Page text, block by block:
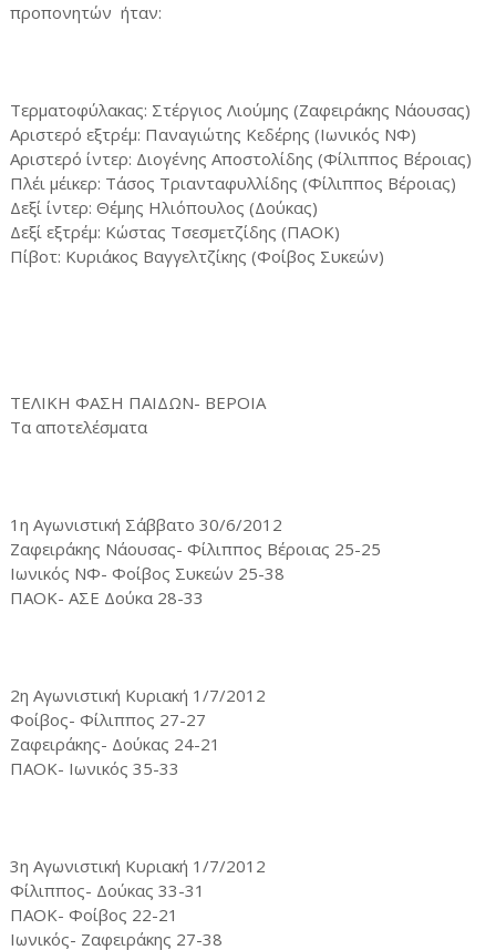
προπονητών ήταν:
Τερματοφύλακας: Στέργιος Λιούμης (Ζαφειράκης Νάουσας)
Αριστερό εξτρέμ: Παναγιώτης Κεδέρης (Ιωνικός ΝΦ)
Αριστερό ίντερ: Διογένης Αποστολίδης (Φίλιππος Βέροιας)
Πλέι μέικερ: Τάσος Τριανταφυλλίδης (Φίλιππος Βέροιας)
Δεξί ίντερ: Θέμης Ηλιόπουλος (Δούκας)
Δεξί εξτρέμ: Κώστας Τσεσμετζίδης (ΠΑΟΚ)
Πίβοτ: Κυριάκος Βαγγελτζίκης (Φοίβος Συκεών)
ΤΕΛΙΚΗ ΦΑΣΗ ΠΑΙΔΩΝ- ΒΕΡΟΙΑ
Τα αποτελέσματα
1η Αγωνιστική Σάββατο 30/6/2012
Ζαφειράκης Νάουσας- Φίλιππος Βέροιας 25-25
Ιωνικός ΝΦ- Φοίβος Συκεών 25-38
ΠΑΟΚ- ΑΣΕ Δούκα 28-33
2η Αγωνιστική Κυριακή 1/7/2012
Φοίβος- Φίλιππος 27-27
Ζαφειράκης- Δούκας 24-21
ΠΑΟΚ- Ιωνικός 35-33
3η Αγωνιστική Κυριακή 1/7/2012
Φίλιππος- Δούκας 33-31
ΠΑΟΚ- Φοίβος 22-21
Ιωνικός- Ζαφειράκης 27-38